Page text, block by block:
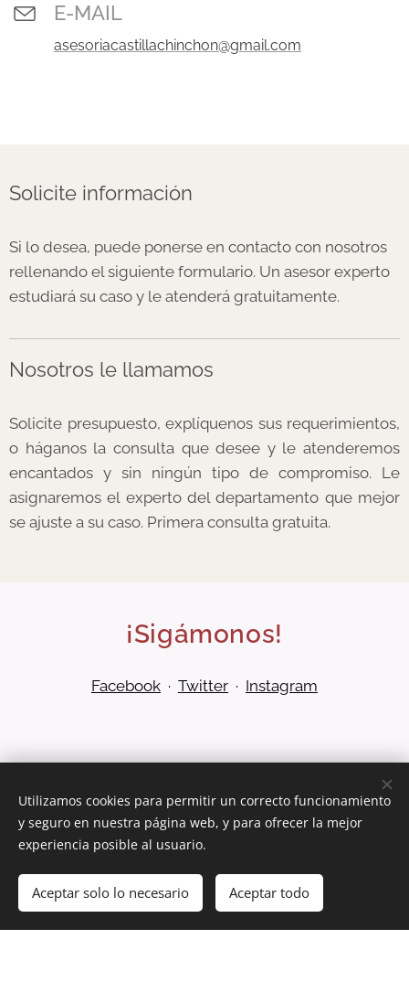
E-MAIL
asesoriacastillachinchon@gmail.com
Solicite información
Si lo desea, puede ponerse en contacto con nosotros
rellenando el siguiente formulario. Un asesor experto
estudiará su caso y le atenderá gratuitamente.
Nosotros le llamamos
Solicite presupuesto, explíquenos sus requerimientos,
o háganos la consulta que desee y le atenderemos
encantados y sin ningún tipo de compromiso. Le
asignaremos el experto del departamento que mejor
se ajuste a su caso. Primera consulta gratuita.
¡Sigámonos!
Facebook · Twitter · Instagram
2023 - ASESORÍA CASTILLA
Creado conWebnode Cookies
¡Crea tu página web gratis! Comenzar
Utilizamos cookies para permitir un correcto funcionamiento
y seguro en nuestra página web, y para ofrecer la mejor
experiencia posible al usuario.
Aceptar solo lo necesario Aceptar todo